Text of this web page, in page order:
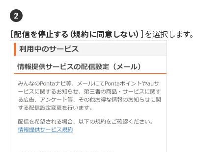
［配信を停止する（規約に同意しない） ］を選択します。